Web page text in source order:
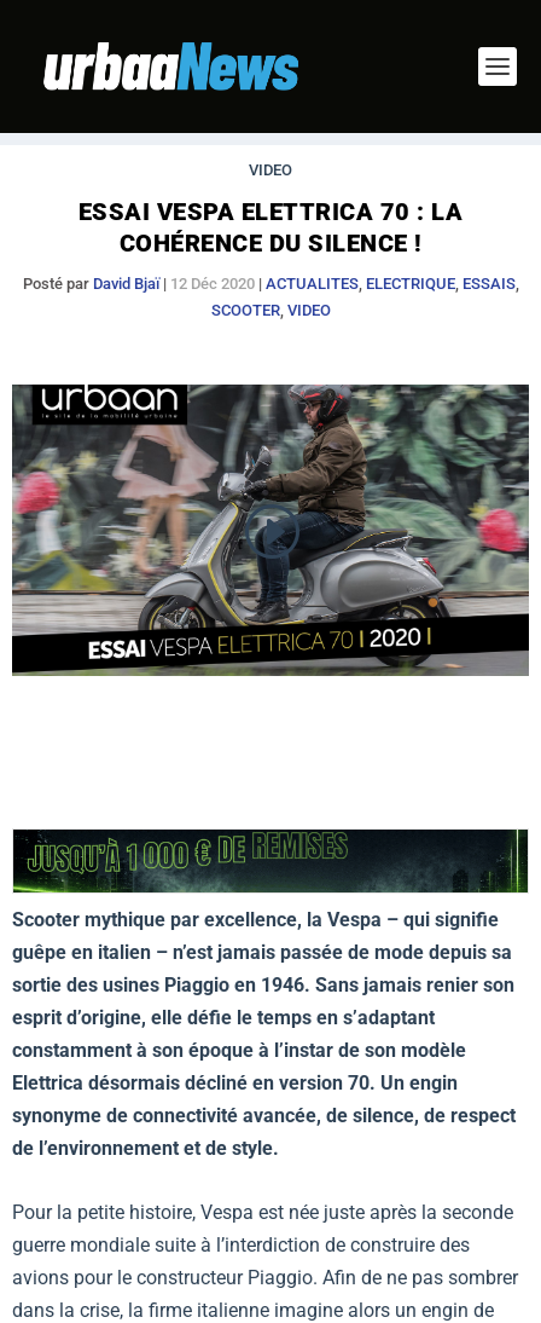
VIDEO
ESSAI VESPA ELETTRICA 70 : LA
COHÉRENCE DU SILENCE !
Posté par David Bjaï| 12 Déc 2020| ACTUALITES, ELECTRIQUE, ESSAIS,
SCOOTER, VIDEO
Scooter mythique par excellence, la Vespa – qui signifie
guêpe en italien – n’est jamais passée de mode depuis sa
sortie des usines Piaggio en 1946. Sans jamais renier son
esprit d’origine, elle défie le temps en s’adaptant
constamment à son époque à l’instar de son modèle
Elettrica désormais décliné en version 70. Un engin
synonyme de connectivité avancée, de silence, de respect
de l’environnement et de style.
Pour la petite histoire, Vespa est née juste après la seconde
guerre mondiale suite à l’interdiction de construire des
avions pour le constructeur Piaggio. Afin de ne pas sombrer
dans la crise, la firme italienne imagine alors un engin de